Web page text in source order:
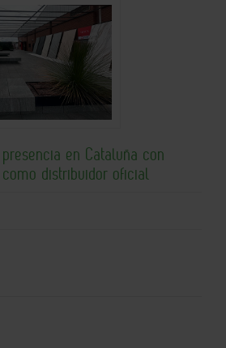
en Cataluña con
distribuidor oficial